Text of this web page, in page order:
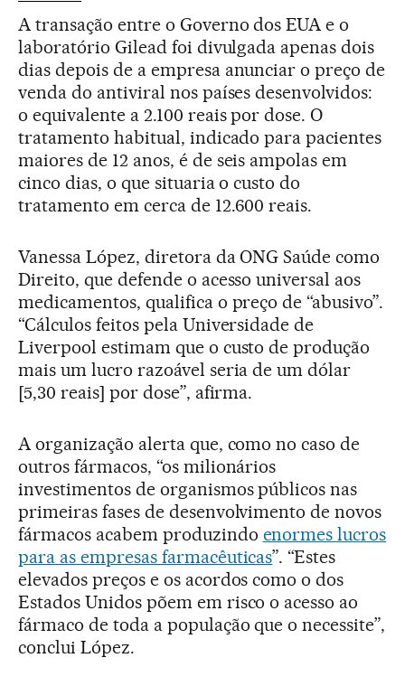
A transação entre o Governo dos EUA e o
laboratório Gilead foi divulgada apenas dois
dias depois de a empresa anunciar o preço de
venda do antiviral nos países desenvolvidos:
o equivalente a 2.100 reais por dose. O
tratamento habitual, indicado para pacientes
maiores de 12 anos, é de seis ampolas em
cinco dias, o que situaria o custo do
tratamento em cerca de 12.600 reais.
Vanessa López, diretora da ONG Saúde como
Direito, que defende o acesso universal aos
medicamentos, qualifica o preço de “abusivo”.
“Cálculos feitos pela Universidade de
Liverpool estimam que o custo de produção
mais um lucro razoável seria de um dólar
[5,30 reais] por dose”, afirma.
A organização alerta que, como no caso de
outros fármacos, “os milionários
investimentos de organismos públicos nas
primeiras fases de desenvolvimento de novos
fármacos acabem produzindo enormes lucros
para as empresas farmacêuticas”. “Estes
elevados preços e os acordos como o dos
Estados Unidos põem em risco o acesso ao
fármaco de toda a população que o necessite”,
conclui López.